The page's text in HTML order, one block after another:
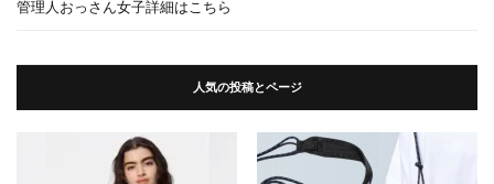
管理人おっさん女子詳細はこちら
人気の投稿とページ